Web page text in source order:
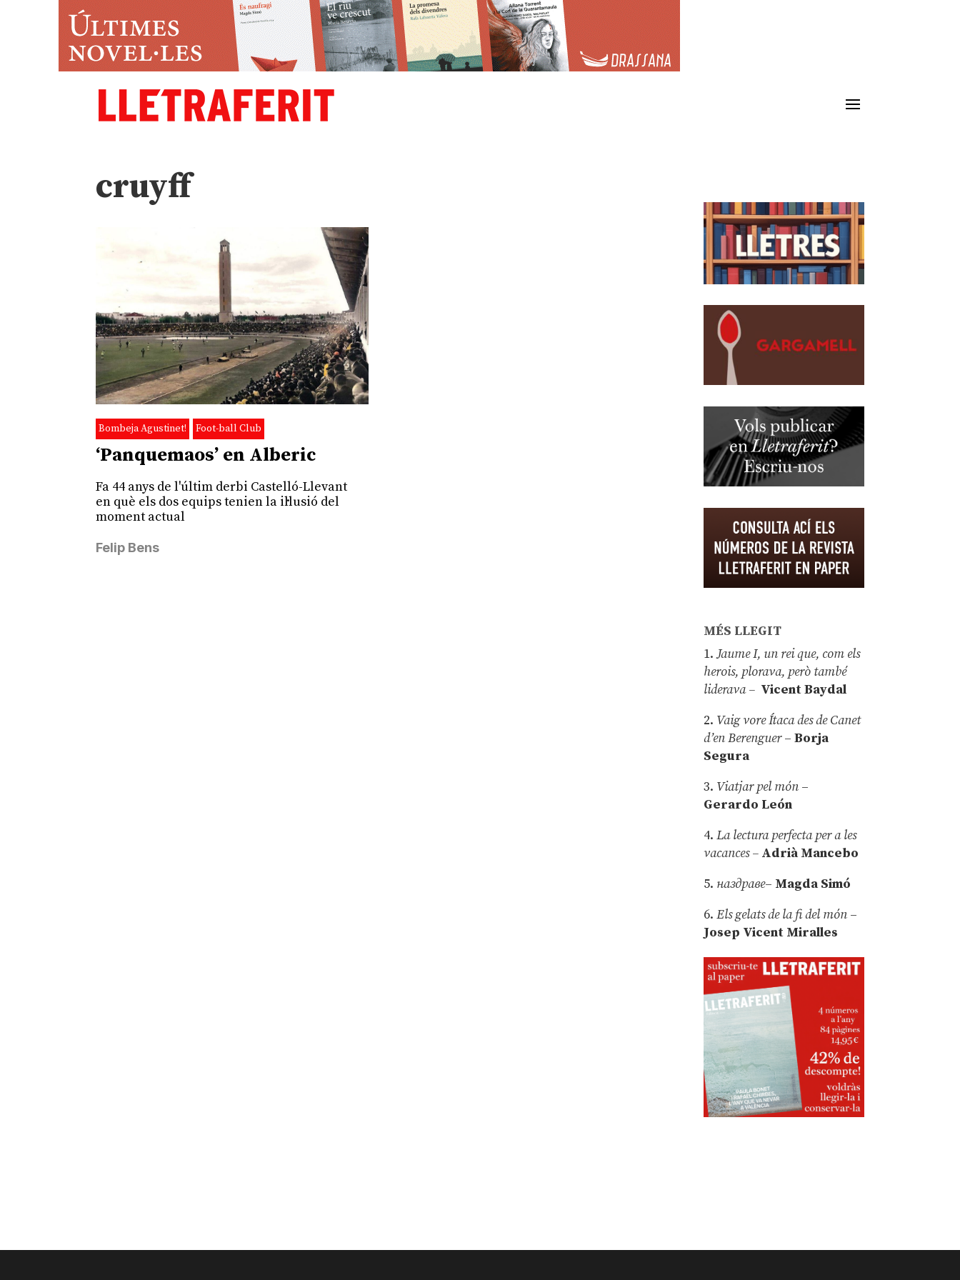
cruyff
Bombeja Agustinet! Foot-ball Club
‘Panquemaos’ en Alberic
Fa 44 anys de l'últim derbi Castelló-Llevant
en què els dos equips tenien la il·lusió del
moment actual
Felip Bens
MÉS LLEGIT
1.Jaume I, un rei que, com els
herois, plorava, però també
liderava – Vicent Baydal
2. Vaig vore Ítaca des de Canet
d’en Berenguer–Borja
Segura
3. Viatjar pel món –
Gerardo León
4.La lectura perfecta per a les
vacances – Adrià Mancebo
5. наздраве– Magda Simó
6.Els gelats de la fi del món –
Josep Vicent Miralles